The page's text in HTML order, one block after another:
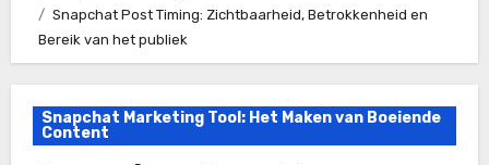
Snapchat Post Timing: Zichtbaarheid, Betrokkenheid en
Bereik van het publiek
Snapchat Marketing Tool: Het Maken van Boeiende
Content